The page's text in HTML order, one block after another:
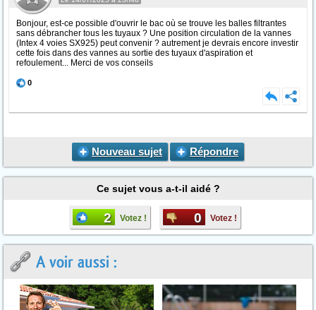
Bonjour, est-ce possible d'ouvrir le bac où se trouve les balles filtrantes
sans débrancher tous les tuyaux ? Une position circulation de la vannes
(Intex 4 voies SX925) peut convenir ? autrement je devrais encore investir
cette fois dans des vannes au sortie des tuyaux d'aspiration et
refoulement... Merci de vos conseils
0
Nouveau sujet Répondre
Ce sujet vous a-t-il aidé ?
2 Votez ! 0 Votez !
A voir aussi :